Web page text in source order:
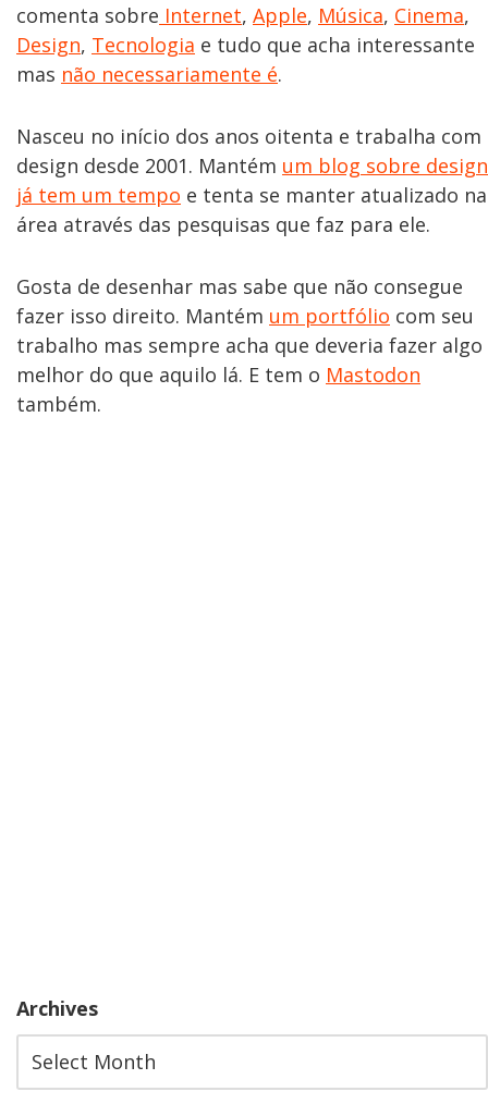
comenta sobre Internet, Apple, Música, Cinema,
Design, Tecnologia e tudo que acha interessante
mas não necessariamente é.
Nasceu no início dos anos oitenta e trabalha com
design desde 2001. Mantém um blog sobre design
já tem um tempo e tenta se manter atualizado na
área através das pesquisas que faz para ele.
Gosta de desenhar mas sabe que não consegue
fazer isso direito. Mantém um portfólio com seu
trabalho mas sempre acha que deveria fazer algo
melhor do que aquilo lá. E tem o Mastodon
também.
Archives